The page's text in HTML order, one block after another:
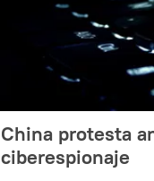
China protesta
ciberespionaje